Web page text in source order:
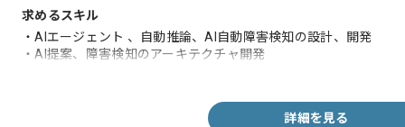
求めるスキル
・AIエージェント 、自動推論、AI自動障害検知の設計、開発
・AI提案、障害検知のアーキテクチャ開発
詳細を見る